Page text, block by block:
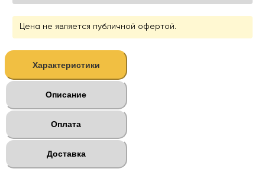
Цена не является публичной офертой.
Характеристики
Описание
Оплата
Доставка